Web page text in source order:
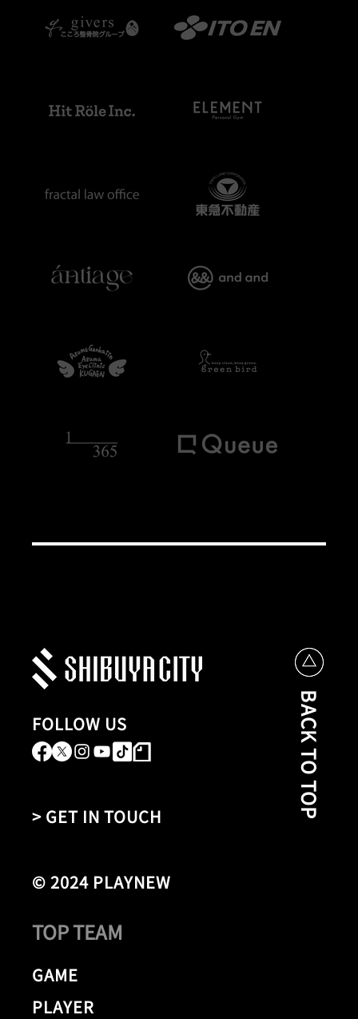
FOLLOW US
> GET IN TOUCH
© 2024 PLAYNEW
TOP TEAM
GAME
PLAYER
BACK TO TOP